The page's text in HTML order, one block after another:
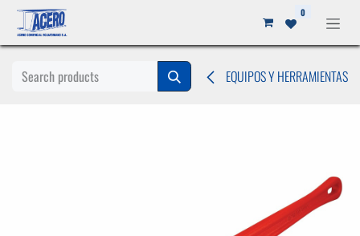
Ir al contenido 0
EQUIPOS Y HERRAMIENTAS